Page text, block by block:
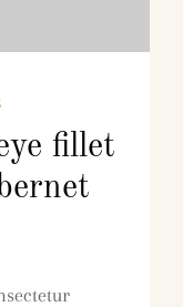
fillet